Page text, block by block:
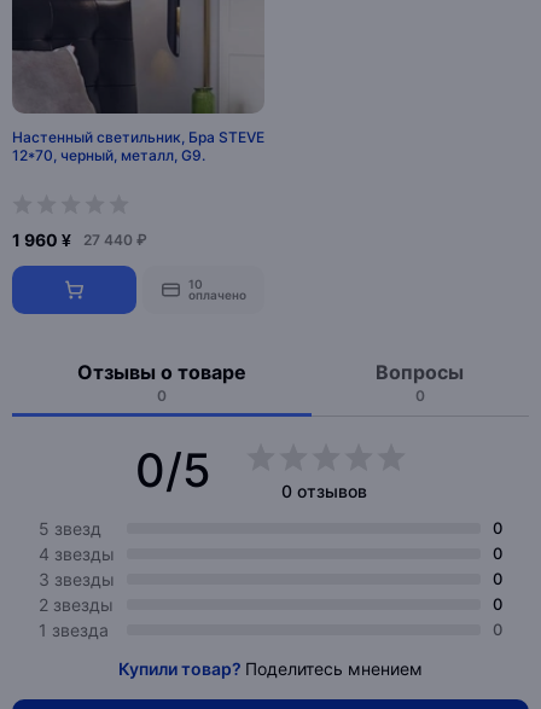
Настенный светильник, Бра STEVE
12*70, черный, металл, G9.
1 960 ¥ 27 440 ₽
10
оплачено
Отзывы о товаре
0
Вопросы
0
0/5
0 отзывов
5 звезд
0
4 звезды 0
3 звезды 0
2 звезды 0
1 звезда 0
Купили товар? Поделитесь мнением